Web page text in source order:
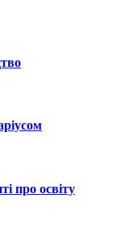
про освіту